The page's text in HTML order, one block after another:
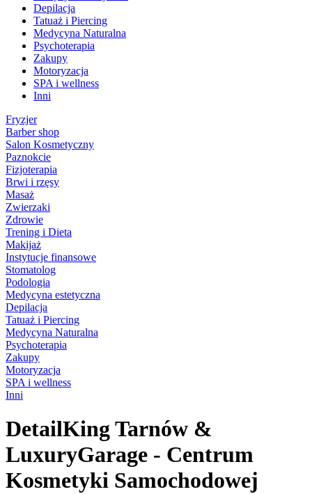
Depilacja
Tatuaż i Piercing
Medycyna Naturalna
Psychoterapia
Zakupy
Motoryzacja
SPA i wellness
Inni
Fryzjer
Barber shop
Salon Kosmetyczny
Paznokcie
Fizjoterapia
Brwi i rzęsy
Masaż
Zwierzaki
Zdrowie
Trening i Dieta
Makijaż
Instytucje finansowe
Stomatolog
Podologia
Medycyna estetyczna
Depilacja
Tatuaż i Piercing
Medycyna Naturalna
Psychoterapia
Zakupy
Motoryzacja
SPA i wellness
Inni
DetailKing Tarnów &
LuxuryGarage - Centrum
Kosmetyki Samochodowej